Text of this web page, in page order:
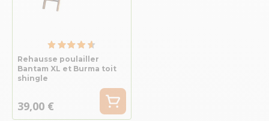
Rehausse poulailler
Bantam XL et Burma toit
shingle
39,00 €